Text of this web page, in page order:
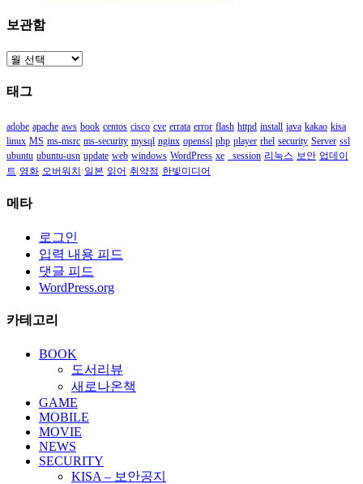
보관함
보
함
태그
adobe apache aws book centos cisco cve errata error flash httpd install java kakao kisa
linux MS ms-msrc ms-security mysql nginx openssl php player rhel security Server ssl
ubuntu ubuntu-usn update web windows WordPress xe _session 리눅스 보안 업데이
트 영화 오버워치 일본 읽어 취약점 한빛미디어
메타
로그인
입력 내용 피드
댓글 피드
WordPress.org
카테고리
BOOK
도서리뷰
새로나온책
GAME
MOBILE
MOVIE
NEWS
SECURITY
KISA – 보안공지